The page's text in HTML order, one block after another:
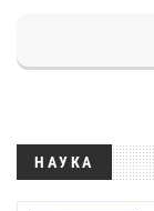
НАУКА